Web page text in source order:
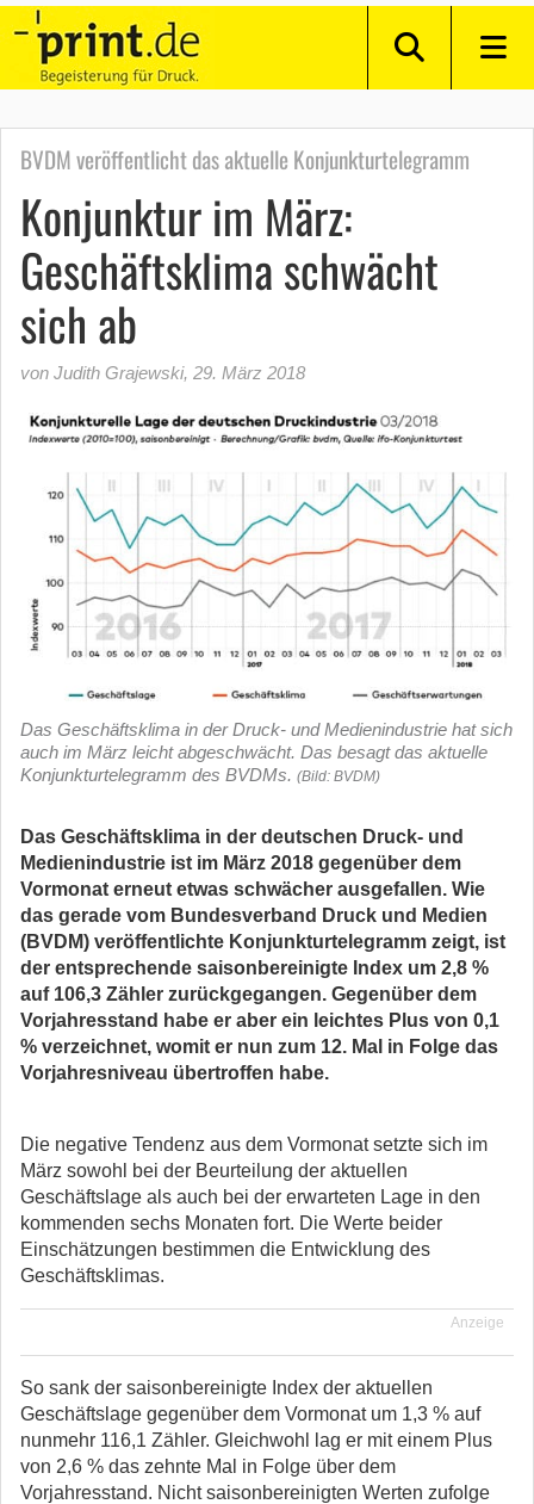
BVDM veröffentlicht das aktuelle Konjunkturtelegramm
Konjunktur im März:
Geschäftsklima schwächt
sich ab
von Judith Grajewski, 29. März 2018
Das Geschäftsklima in der Druck- und Medienindustrie hat sich
auch im März leicht abgeschwächt. Das besagt das aktuelle
Konjunkturtelegramm des BVDMs. (Bild: BVDM)
Das Geschäftsklima in der deutschen Druck- und
Medienindustrie ist im März 2018 gegenüber dem
Vormonat erneut etwas schwächer ausgefallen. Wie
das gerade vom Bundesverband Druck und Medien
(BVDM) veröffentlichte Konjunkturtelegramm zeigt, ist
der entsprechende saisonbereinigte Index um 2,8 %
auf 106,3 Zähler zurückgegangen. Gegenüber dem
Vorjahresstand habe er aber ein leichtes Plus von 0,1
% verzeichnet, womit er nun zum 12. Mal in Folge das
Vorjahresniveau übertroffen habe.
Die negative Tendenz aus dem Vormonat setzte sich im
März sowohl bei der Beurteilung der aktuellen
Geschäftslage als auch bei der erwarteten Lage in den
kommenden sechs Monaten fort. Die Werte beider
Einschätzungen bestimmen die Entwicklung des
Geschäftsklimas.
Anzeige
So sank der saisonbereinigte Index der aktuellen
Geschäftslage gegenüber dem Vormonat um 1,3 % auf
nunmehr 116,1 Zähler. Gleichwohl lag er mit einem Plus
von 2,6 % das zehnte Mal in Folge über dem
Vorjahresstand. Nicht saisonbereinigten Werten zufolge